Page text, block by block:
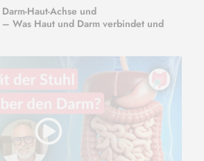
Haut-Achse und
Was Haut und Darm verbindet und